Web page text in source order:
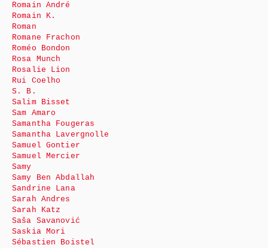
Romain André
Romain K.
Roman
Romane Frachon
Roméo Bondon
Rosa Munch
Rosalie Lion
Rui Coelho
S. B.
Salim Bisset
Sam Amaro
Samantha Fougeras
Samantha Lavergnolle
Samuel Gontier
Samuel Mercier
Samy
Samy Ben Abdallah
Sandrine Lana
Sarah Andres
Sarah Katz
Saša Savanović
Saskia Mori
Sébastien Boistel